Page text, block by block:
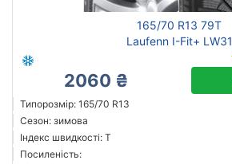
165/70 R13 79T
Laufenn I-Fit+ LW31
2060 ₴
Типорозмір: 165/70 R13
Сезон: зимова
Індекс швидкості: T
Посиленість: